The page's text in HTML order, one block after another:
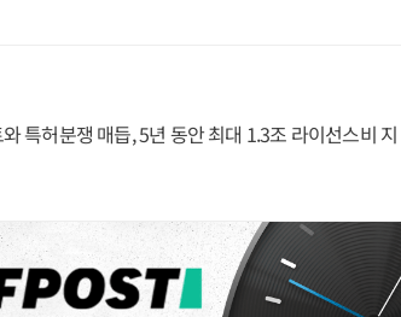
특허분쟁 매듭, 5년 동안 최대 1.3조 라이선스비 지